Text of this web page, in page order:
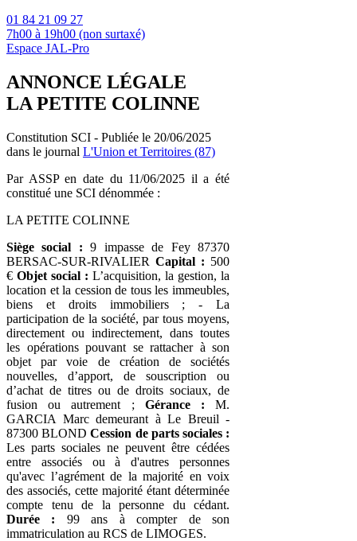
01 84 21 09 27
7h00 à 19h00 (non surtaxé)
Espace JAL-Pro
ANNONCE LÉGALE
LA PETITE COLINNE
Constitution SCI - Publiée le 20/06/2025
dans le journal L'Union et Territoires (87)
Par ASSP en date du 11/06/2025 il a été
constitué une SCI dénommée :
LA PETITE COLINNE
Siège social : 9 impasse de Fey 87370
BERSAC-SUR-RIVALIER Capital : 500
€ Objet social : L’acquisition, la gestion, la
location et la cession de tous les immeubles,
biens et droits immobiliers ; - La
participation de la société, par tous moyens,
directement ou indirectement, dans toutes
les opérations pouvant se rattacher à son
objet par voie de création de sociétés
nouvelles, d’apport, de souscription ou
d’achat de titres ou de droits sociaux, de
fusion ou autrement ; Gérance : M.
GARCIA Marc demeurant à Le Breuil -
87300 BLONDCession de parts sociales :
Les parts sociales ne peuvent être cédées
entre associés ou à d'autres personnes
qu'avec l’agrément de la majorité en voix
des associés, cette majorité étant déterminée
compte tenu de la personne du cédant.
Durée : 99 ans à compter de son
immatriculation au RCS de LIMOGES.